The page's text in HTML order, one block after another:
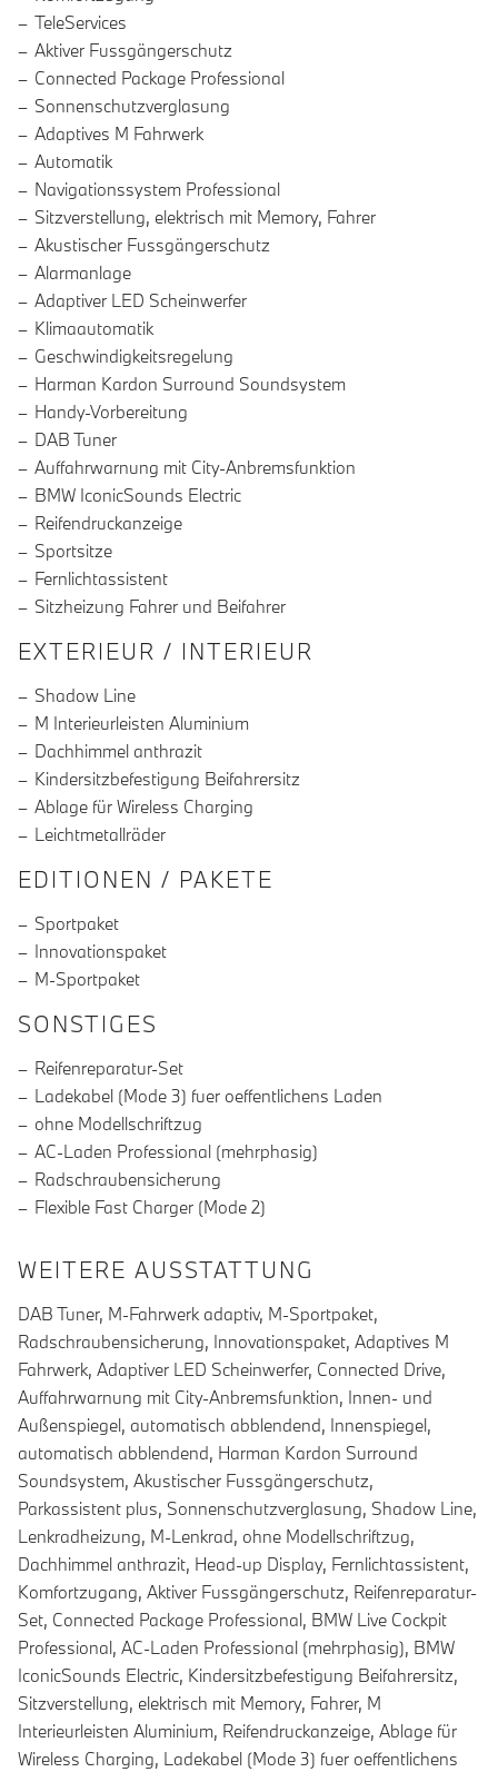
TeleServices
Aktiver Fussgängerschutz
Connected Package Professional
Sonnenschutzverglasung
Adaptives M Fahrwerk
Automatik
Navigationssystem Professional
Sitzverstellung, elektrisch mit Memory, Fahrer
Akustischer Fussgängerschutz
Alarmanlage
Adaptiver LED Scheinwerfer
Klimaautomatik
Geschwindigkeitsregelung
Harman Kardon Surround Soundsystem
Handy-Vorbereitung
DAB Tuner
Auffahrwarnung mit City-Anbremsfunktion
BMW IconicSounds Electric
Reifendruckanzeige
Sportsitze
Fernlichtassistent
Sitzheizung Fahrer und Beifahrer
EXTERIEUR / INTERIEUR
Shadow Line
M Interieurleisten Aluminium
Dachhimmel anthrazit
Kindersitzbefestigung Beifahrersitz
Ablage für Wireless Charging
Leichtmetallräder
EDITIONEN / PAKETE
Sportpaket
Innovationspaket
M-Sportpaket
SONSTIGES
Reifenreparatur-Set
Ladekabel (Mode 3) fuer oeffentlichens Laden
ohne Modellschriftzug
AC-Laden Professional (mehrphasig)
Radschraubensicherung
Flexible Fast Charger (Mode 2)
WEITERE AUSSTATTUNG
DAB Tuner, M-Fahrwerk adaptiv, M-Sportpaket,
Radschraubensicherung, Innovationspaket, Adaptives M
Fahrwerk, Adaptiver LED Scheinwerfer, Connected Drive,
Auffahrwarnung mit City-Anbremsfunktion, Innen- und
Außenspiegel, automatisch abblendend, Innenspiegel,
automatisch abblendend, Harman Kardon Surround
Soundsystem, Akustischer Fussgängerschutz,
Parkassistent plus, Sonnenschutzverglasung, Shadow Line,
Lenkradheizung, M-Lenkrad, ohne Modellschriftzug,
Dachhimmel anthrazit, Head-up Display, Fernlichtassistent,
Komfortzugang, Aktiver Fussgängerschutz, Reifenreparatur-
Set, Connected Package Professional, BMW Live Cockpit
Professional, AC-Laden Professional (mehrphasig), BMW
IconicSounds Electric, Kindersitzbefestigung Beifahrersitz,
Sitzverstellung, elektrisch mit Memory, Fahrer, M
Interieurleisten Aluminium, Reifendruckanzeige, Ablage für
Wireless Charging, Ladekabel (Mode 3) fuer oeffentlichens